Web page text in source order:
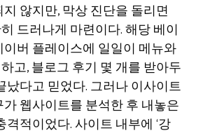
않지만, 막상 진단을 돌리면
드러나게 마련이다. 해당 베이
버 플레이스에 일일이 메뉴와
고, 블로그 후기 몇 개를 받아두
났다고 믿었다. 그러나 이사이트
웹사이트를 분석한 후 내놓은
적이었다. 사이트 내부에 ‘강